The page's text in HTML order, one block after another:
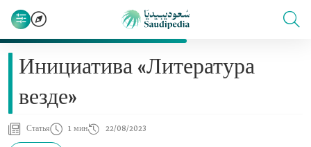
Инициатива «Литература
везде»
Статья 1 мин 22/08/2023